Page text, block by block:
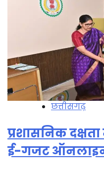
छत्तीसगढ़
प्रशासनिक
ई-गजट ऑनलाइन